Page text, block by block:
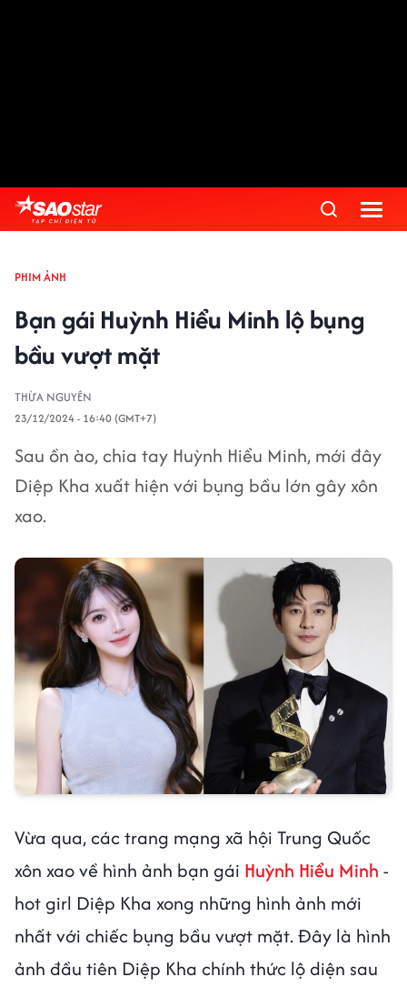
PHIM ẢNH
Bạn gái Huỳnh Hiểu Minh lộ bụng
bầu vượt mặt
THỪA NGUYÊN
23/12/2024 - 16:40 (GMT+7)
Sau ồn ào, chia tay Huỳnh Hiểu Minh, mới đây
Diệp Kha xuất hiện với bụng bầu lớn gây xôn
xao.
Vừa qua, các trang mạng xã hội Trung Quốc
xôn xao về hình ảnh bạn gái Huỳnh Hiểu Minh -
hot girl Diệp Kha xong những hình ảnh mới
nhất với chiếc bụng bầu vượt mặt. Đây là hình
ảnh đầu tiên Diệp Kha chính thức lộ diện sau